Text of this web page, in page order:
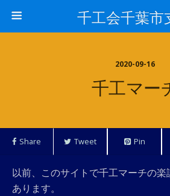
千工会千葉市
2020-09-16
千工マー
Share Tweet Pin
以前、このサイトで千工マーチの
あります。